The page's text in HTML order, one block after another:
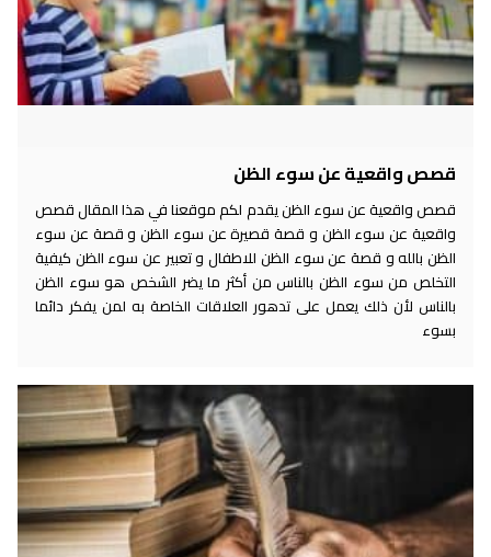
قصص واقعية عن سوء الظن
قصص واقعية عن سوء الظن يقدم لكم موقعنا في هذا المقال قصص
واقعية عن سوء الظن و قصة قصيرة عن سوء الظن و قصة عن سوء
الظن بالله و قصة عن سوء الظن للاطفال و تعبير عن سوء الظن كيفية
التخلص من سوء الظن بالناس من أكثر ما يضر الشخص هو سوء الظن
بالناس لأن ذلك يعمل على تدهور العلاقات الخاصة به لمن يفكر دائما
بسوء